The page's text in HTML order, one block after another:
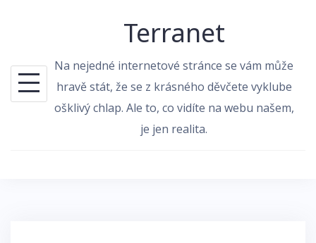
Terranet
Na nejedné internetové stránce se vám může
hravě stát, že se z krásného děvčete vyklube
ošklivý chlap. Ale to, co vidíte na webu našem,
je jen realita.